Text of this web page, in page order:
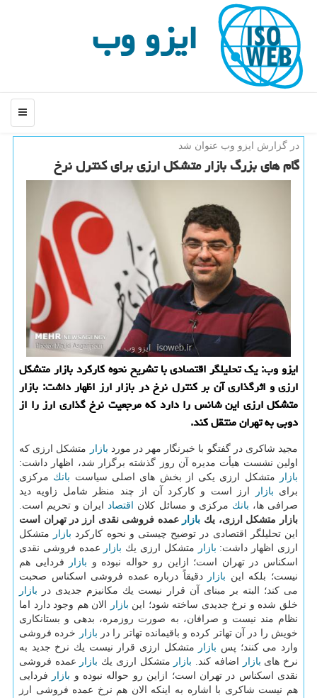
ایزو وب
منو
در گزارش ایزو وب عنوان شد
گام های بزرگ بازار متشكل ارزی برای كنترل نرخ
ایزو وب: یك تحلیلگر اقتصادی با تشریح نحوه كاركرد بازار متشكل
ارزی و اثرگذاری آن بر كنترل نرخ در بازار ارز اظهار داشت: بازار
متشكل ارزی این شانس را دارد كه مرجعیت نرخ گذاری ارز را از
دوبی به تهران منتقل كند.
مجید شاكری در گفتگو با خبرنگار مهر در مورد بازار
متشكل ارزی كه
اولین نشست هیأت مدیره آن روز گذشته برگزار شد، اظهار داشت:
بازار
متشكل ارزی یكی از بخش های اصلی سیاست بانك مركزی
برای بازار
ارز است و كاركرد آن از چند منظر شامل زاویه دید
صرافی ها، بانك مركزی و مسائل كلان اقتصادایران و تحریم است.
بازار متشكل ارزی، یك بازار عمده فروشی نقدی ارز در تهران است
این تحلیلگر اقتصادی در توضیح چیستی و نحوه كاركرد بازار
متشكل
ارزی اظهار داشت: بازار متشكل ارزی یك بازار عمده فروشی نقدی
اسكناس در تهران است؛ ازاین رو حواله نبوده و بازار
فردایی هم
نیست؛ بلكه این بازار
دقیقاً درباره عمده فروشی اسكناس صحبت
می كند؛ البته بر مبنای آن قرار نیست یك مكانیزم جدیدی در بازار
خلق شده و نرخ جدیدی ساخته شود؛ این بازار
الان هم وجود دارد اما
نظام مند نیست و صرافان، به صورت روزمره، بدهی و بستانكاری
خویش را در آن تهاتر كرده و باقیمانده تهاتر را در بازار
خرده فروشی
وارد می كنند؛ پس بازار
متشكل ارزی قرار نیست یك نرخ جدید به
نرخ های بازار اضافه كند. بازار متشكل ارزی یك بازار عمده فروشی
نقدی اسكناس در تهران است؛ ازاین رو حواله نبوده و بازار
فردایی
هم نیست شاكری با اشاره به اینكه الان هم نرخ عمده فروشی ارز